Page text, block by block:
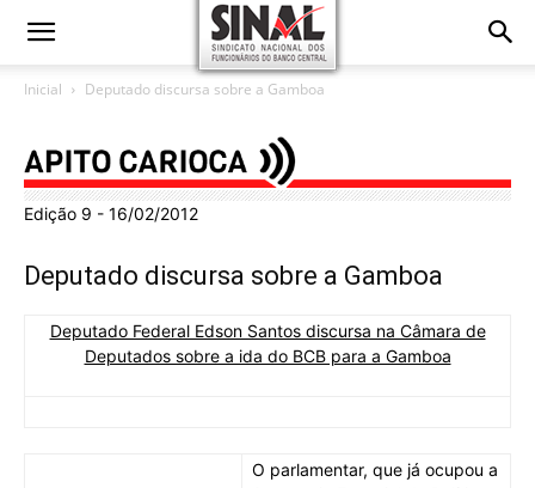
Inicial Deputado discursa sobre a Gamboa
Edição 9 - 16/02/2012
Deputado discursa sobre a Gamboa
Deputado Federal Edson Santos discursa na Câmara de
Deputados sobre a ida do BCB para a Gamboa
O parlamentar, que já ocupou a